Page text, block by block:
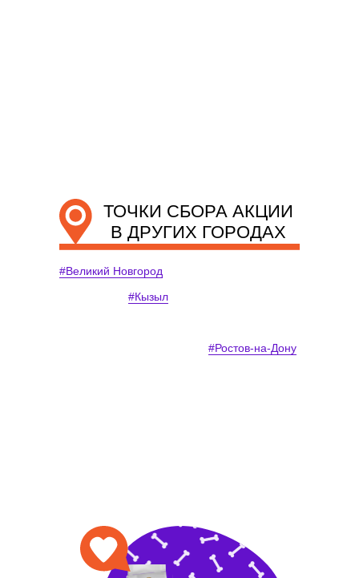
#Кызыл
ТОЧКИ СБОРА АКЦИИ
В ДРУГИХ ГОРОДАХ
#Великий Новгород
#Ростов-на-Дону